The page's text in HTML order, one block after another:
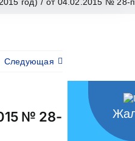
Следующая
№ 28-